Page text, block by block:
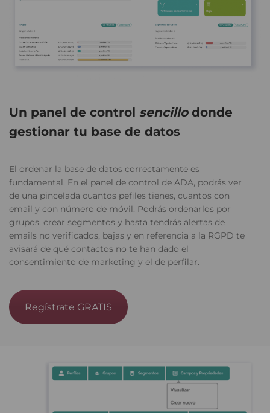
Un panel de control sencillodonde
gestionar tu base de datos
El ordenar la base de datos correctamente es
fundamental. En el panel de control de ADA, podrás ver
de una pincelada cuantos pefiles tienes, cuantos con
email y con número de móvil. Podrás ordenarlos por
grupos, crear segmentos y hasta tendrás alertas de
emails no verificados, bajas y en referencia a la RGPD te
avisará de qué contactos no te han dado el
consentimiento de marketing y el de perfilar.
Regístrate GRATIS